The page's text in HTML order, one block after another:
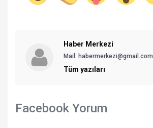
Haber Merkezi
Mail: habermerkezi@gmail.com
Tüm yazıları
Facebook Yorum